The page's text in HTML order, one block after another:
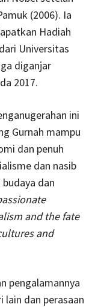
(2006). Ia
Hadiah
Universitas
diganjar
2017.
ini
Gurnah mampu
dan penuh
dan nasib
dan
and the fate
and
pengalamannya
dan perasaan